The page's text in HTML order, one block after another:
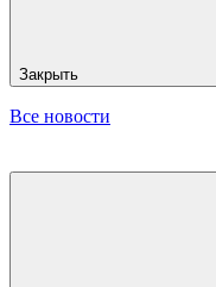
Закрыть
Все новости